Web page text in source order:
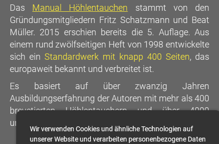
Wir verwenden Cookies und ähnliche Technologien auf
unserer Website und verarbeiten personenbezogene Daten
Das Manual Höhlentauchen stammt von den
Gründungsmitgliedern Fritz Schatzmann und Beat
Müller. 2015 erschien bereits die 5. Auflage. Aus
einem rund zwölfseitigen Heft von 1998 entwickelte
sich ein Standardwerk mit knapp 400 Seiten, das
europaweit bekannt und verbreitet ist.
Es basiert auf über zwanzig Jahren
Ausbildungserfahrung der Autoren mit mehr als 400
brevetierten Höhlentauchern und über 4000
unfallfrei absolvierten Ausbildungstauchgängen.